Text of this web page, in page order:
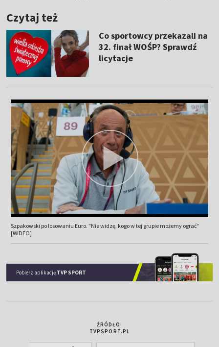
Czytaj też
Co sportowcy przekazali na
32. finał WOŚP? Sprawdź
licytacje
Szpakowski po losowaniu Euro. "Nie widzę, kogo w tej grupie możemy ograć"
[WIDEO]
Pobierz aplikację TVP SPORT
ŹRÓDŁO:
TVPSPORT.PL